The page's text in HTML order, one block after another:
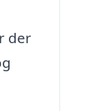
der